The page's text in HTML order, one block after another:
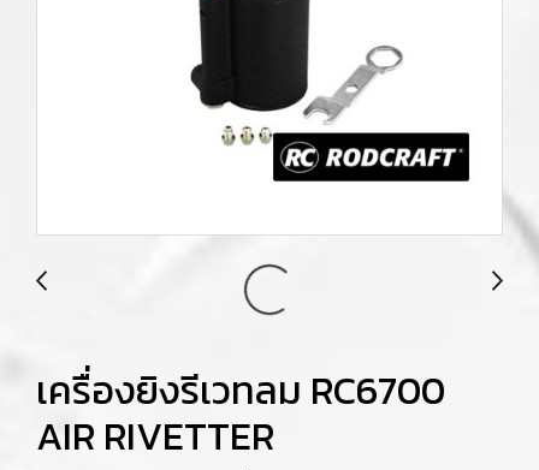
เครื่องยิงรีเวทลม RC6700
AIR RIVETTER